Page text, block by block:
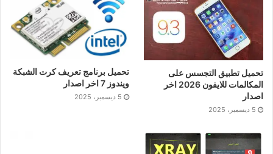
تحميل تطبيق التجسس على
المكالمات للايفون 2026 اخر
اصدار
5 ديسمبر، 2025
تحميل برنامج تعريف كرت الشبكة
ويندوز 7 اخر اصدار
5 ديسمبر، 2025